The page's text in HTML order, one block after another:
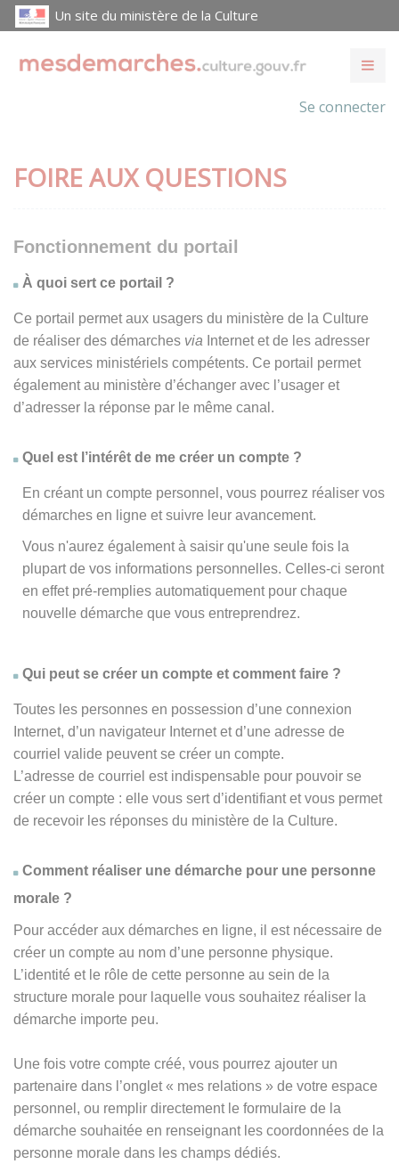
Un site du ministère de la Culture
Se connecter
FOIRE AUX QUESTIONS
Fonctionnement du portail
À quoi sert ce portail ?
Ce portail permet aux usagers du ministère de la Culture
de réaliser des démarches via Internet et de les adresser
aux services ministériels compétents. Ce portail permet
également au ministère d’échanger avec l’usager et
d’adresser la réponse par le même canal.
Quel est l’intérêt de me créer un compte ?
En créant un compte personnel, vous pourrez réaliser vos
démarches en ligne et suivre leur avancement.
Vous n'aurez également à saisir qu'une seule fois la
plupart de vos informations personnelles. Celles-ci seront
en effet pré-remplies automatiquement pour chaque
nouvelle démarche que vous entreprendrez.
Qui peut se créer un compte et comment faire ?
Toutes les personnes en possession d’une connexion
Internet, d’un navigateur Internet et d’une adresse de
courriel valide peuvent se créer un compte.
L’adresse de courriel est indispensable pour pouvoir se
créer un compte : elle vous sert d’identifiant et vous permet
de recevoir les réponses du ministère de la Culture.
Comment réaliser une démarche pour une personne
morale ?
Pour accéder aux démarches en ligne, il est nécessaire de
créer un compte au nom d’une personne physique.
L’identité et le rôle de cette personne au sein de la
structure morale pour laquelle vous souhaitez réaliser la
démarche importe peu.
Une fois votre compte créé, vous pourrez ajouter un
partenaire dans l’onglet « mes relations » de votre espace
personnel, ou remplir directement le formulaire de la
démarche souhaitée en renseignant les coordonnées de la
personne morale dans les champs dédiés.